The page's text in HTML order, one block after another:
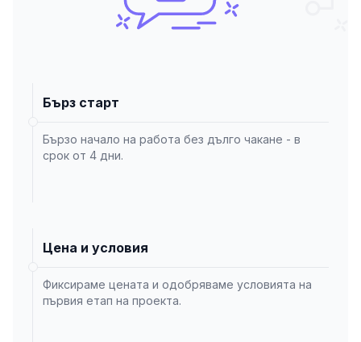
Бърз старт
Бързо начало на работа без дълго чакане - в
срок от 4 дни.
Цена и условия
Фиксираме цената и одобряваме условията на
първия етап на проекта.